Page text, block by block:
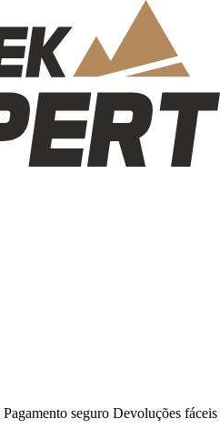
Pagamento seguro Devoluções fáceis